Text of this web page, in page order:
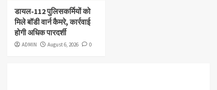
डायल-112 पुलिसकर्मियों को
मिले बॉडी वार्न कैमरे, कार्रवाई
होगी अधिक पारदर्शी
ADMIN August 6, 2026 0